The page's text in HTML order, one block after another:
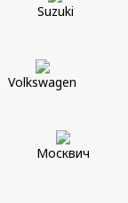
Suzuki
Volkswagen
Москвич